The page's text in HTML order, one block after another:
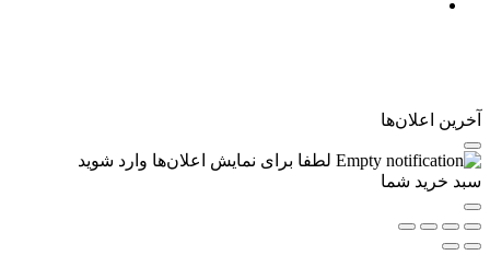
آخرین اعلان‌ها
لطفا برای نمایش اعلان‌ها وارد شوید
سبد خرید شما